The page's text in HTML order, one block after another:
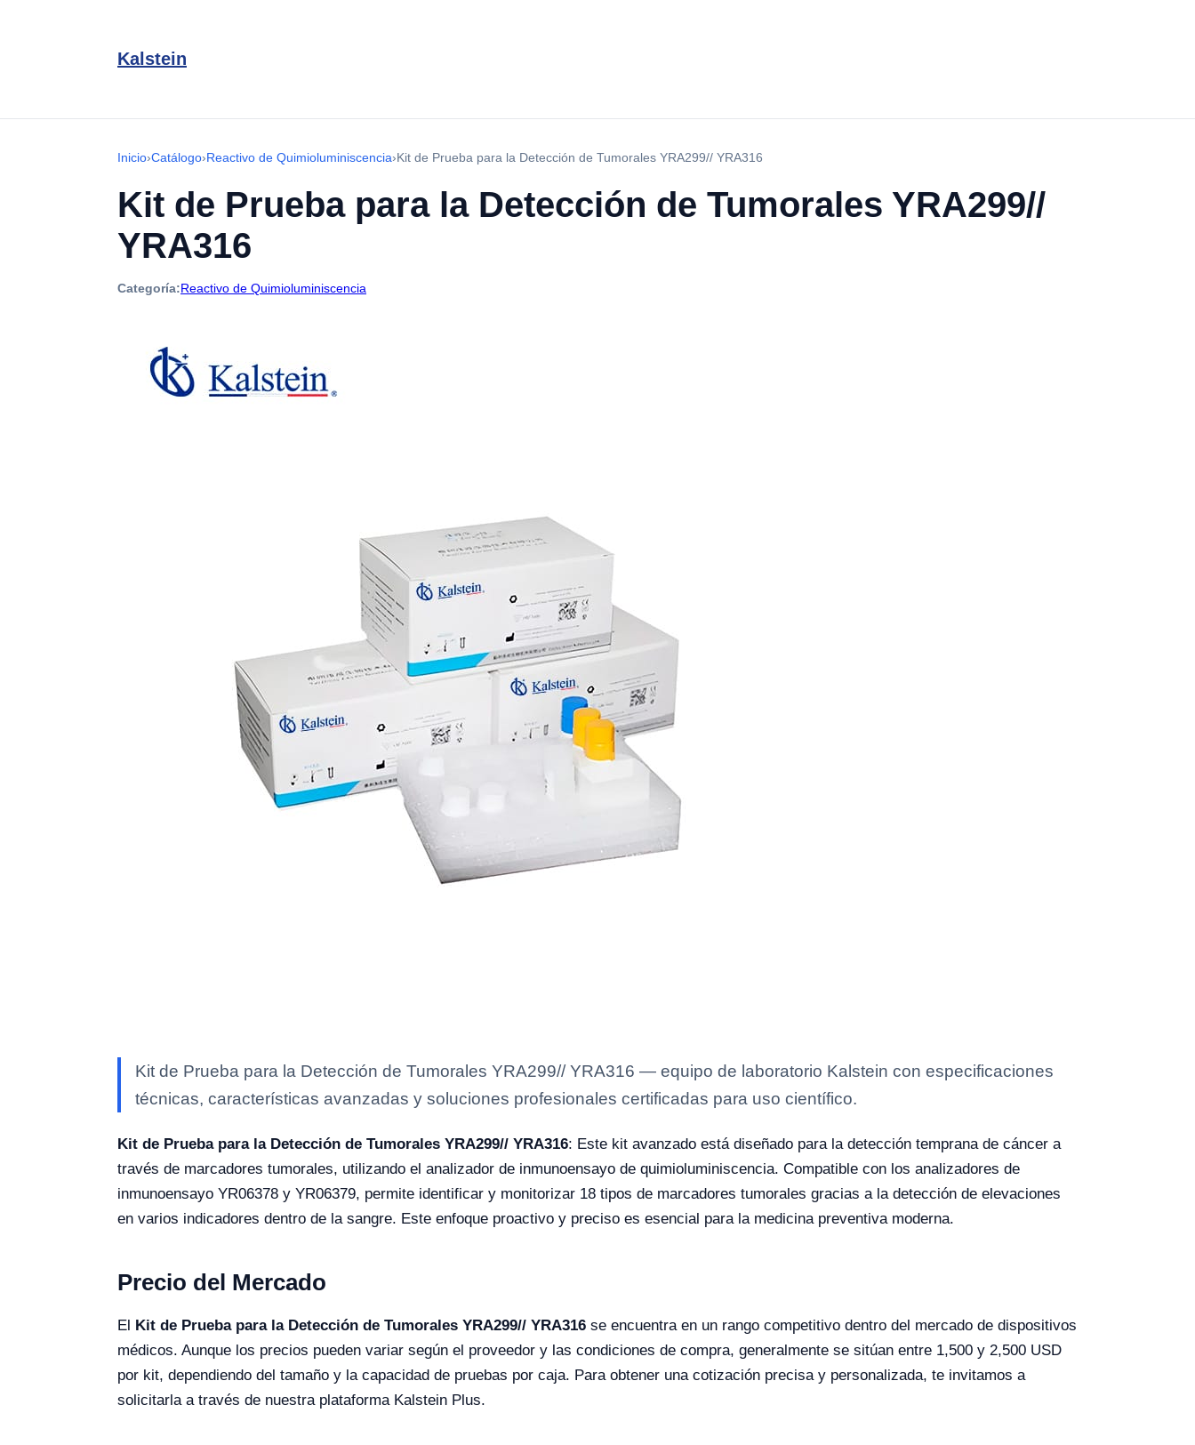
Kalstein
Inicio›Catálogo›Reactivo de Quimioluminiscencia›Kit de Prueba para la Detección de Tumorales YRA299// YRA316
Kit de Prueba para la Detección de Tumorales YRA299//
YRA316
Categoría:Reactivo de Quimioluminiscencia
Kit de Prueba para la Detección de Tumorales YRA299// YRA316 — equipo de laboratorio Kalstein con especificaciones
técnicas, características avanzadas y soluciones profesionales certificadas para uso científico.
Kit de Prueba para la Detección de Tumorales YRA299// YRA316: Este kit avanzado está diseñado para la detección temprana de cáncer a
través de marcadores tumorales, utilizando el analizador de inmunoensayo de quimioluminiscencia. Compatible con los analizadores de
inmunoensayo YR06378 y YR06379, permite identificar y monitorizar 18 tipos de marcadores tumorales gracias a la detección de elevaciones
en varios indicadores dentro de la sangre. Este enfoque proactivo y preciso es esencial para la medicina preventiva moderna.
Precio del Mercado
El Kit de Prueba para la Detección de Tumorales YRA299// YRA316 se encuentra en un rango competitivo dentro del mercado de dispositivos
médicos. Aunque los precios pueden variar según el proveedor y las condiciones de compra, generalmente se sitúan entre 1,500 y 2,500 USD
por kit, dependiendo del tamaño y la capacidad de pruebas por caja. Para obtener una cotización precisa y personalizada, te invitamos a
solicitarla a través de nuestra plataforma Kalstein Plus.